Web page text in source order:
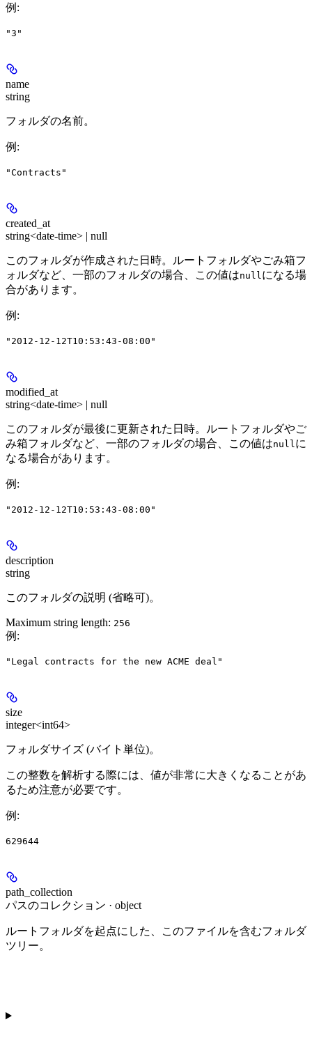
例 :
"3"
name
string
フォルダの名前。
例 :
"Contracts"
created_at
string<date-time> | null
このフォルダが作成された日時。ルートフォルダやごみ箱フ
ォルダなど、一部のフォルダの場合、この値はnull になる場
合があります。
例 :
"2012-12-12T10:53:43-08:00"
modified_at
string<date-time> | null
このフォルダが最後に更新された日時。ルートフォルダやご
み箱フォルダなど、一部のフォルダの場合、この値はnull に
なる場合があります。
例 :
"2012-12-12T10:53:43-08:00"
description
string
このフォルダの説明 (省略可)。
Maximum string length: 256
例 :
"Legal contracts for the new ACME deal"
size
integer<int64>
フォルダサイズ (バイト単位)。
この整数を解析する際には、値が非常に大きくなることがあ
るため注意が必要です。
例 :
629644
path_collection
パスのコレクション · object
ルートフォルダを起点にした、このファイルを含むフォルダ
ツリー。